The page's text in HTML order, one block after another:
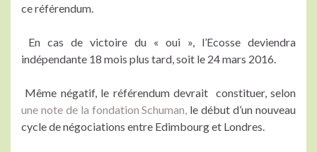
ce référendum.
En cas de victoire du « oui », l’Ecosse deviendra
indépendante 18 mois plus tard, soit le 24 mars 2016.
Même négatif, le référendum devrait constituer, selon
une note de la fondation Schuman, le début d’un nouveau
cycle de négociations entre Edimbourg et Londres.